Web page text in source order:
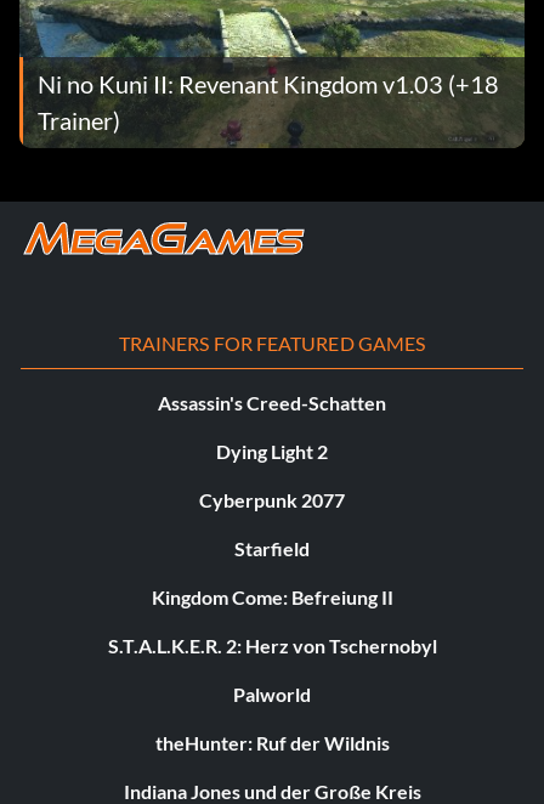
Ni no Kuni II: Revenant Kingdom v1.03 (+18
Trainer)
TRAINERS FOR FEATURED GAMES
Assassin's Creed-Schatten
Dying Light 2
Cyberpunk 2077
Starfield
Kingdom Come: Befreiung II
S.T.A.L.K.E.R. 2: Herz von Tschernobyl
Palworld
theHunter: Ruf der Wildnis
Indiana Jones und der Große Kreis